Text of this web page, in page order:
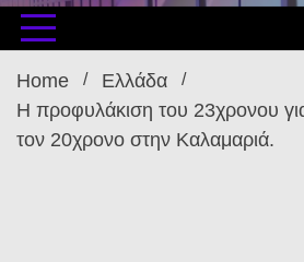
δωρεάν φιλοξενία ιστοσελίδων ,
Home
Ελλάδα
Η προφυλάκιση του 23χρονου
τον 20χρονο στην Καλαμαριά.